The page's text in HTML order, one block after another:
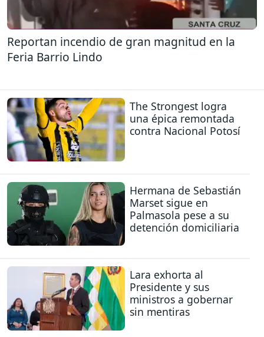
Reportan incendio de gran magnitud en la
Feria Barrio Lindo
The Strongest logra
una épica remontada
contra Nacional Potosí
Hermana de Sebastián
Marset sigue en
Palmasola pese a su
detención domiciliaria
Lara exhorta al
Presidente y sus
ministros a gobernar
sin mentiras